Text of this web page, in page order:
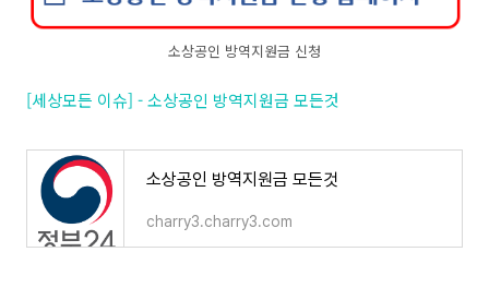
소상공인 방역지원금 신청
[세상모든 이슈] - 소상공인 방역지원금 모든것
소상공인 방역지원금 모든것
charry3.charry3.com